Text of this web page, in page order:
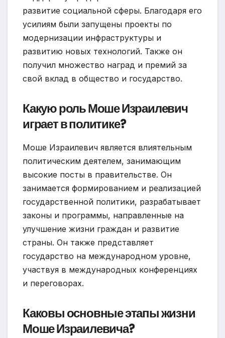
развитие социальной сферы. Благодаря его
усилиям были запущены проекты по
модернизации инфраструктуры и
развитию новых технологий. Также он
получил множество наград и премий за
свой вклад в общество и государство.
Какую роль Моше Израилевич
играет в политике?
Моше Израилевич является влиятельным
политическим деятелем, занимающим
высокие посты в правительстве. Он
занимается формированием и реализацией
государственной политики, разрабатывает
законы и программы, направленные на
улучшение жизни граждан и развитие
страны. Он также представляет
государство на международном уровне,
участвуя в международных конференциях
и переговорах.
Каковы основные этапы жизни
Моше Израилевича?